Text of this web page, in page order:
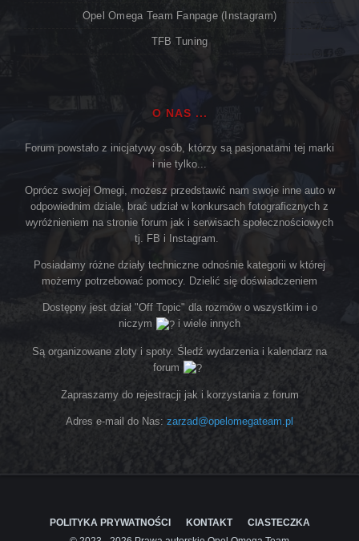
Opel Omega Team Fanpage (Instagram)
TFB Tuning
O NAS ...
Forum powstało z inicjatywy osób, którzy są pasjonatami tej marki
i nie tylko...
Oprócz swojej Omegi, możesz przedstawić nam swoje inne auto w
odpowiednim dziale, brać udział w konkursach fotograficznych z
wyróżnieniem na stronie forum jak i serwisach społecznościowych
tj. FB i Instagram.
Posiadamy różne działy techniczne odnośnie kategorii w której
możemy potrzebować pomocy. Dzielić się doświadczeniem
Dostępny jest dział "Off Topic" dla rozmów o wszystkim i o
niczym
i wiele innych
Są organizowane zloty i spoty. Śledź wydarzenia i kalendarz na
forum
Zapraszamy do rejestracji jak i korzystania z forum
Adres e-mail do Nas: zarzad@opelomegateam.pl
POLITYKA PRYWATNOŚCI KONTAKT
CIASTECZKA